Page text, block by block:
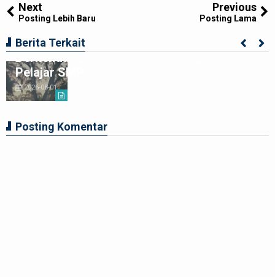
Next
Posting Lebih Baru
Previous
Posting Lama
Berita Terkait
Ciptakan Generasi Muda Tertib
Berkendara,Satlantas Polre Langkat Bekali
Pelajar SMP
2026-08-01
Posting Komentar